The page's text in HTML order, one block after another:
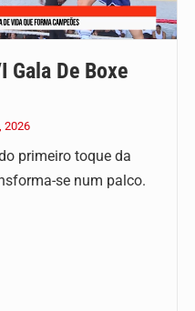
Gala De Boxe
2026
primeiro toque da
se num palco.